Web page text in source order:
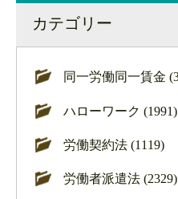
カテゴリー
同一労働同一賃金
ハローワーク (1991)
労働契約法 (1119)
労働者派遣法 (2329)